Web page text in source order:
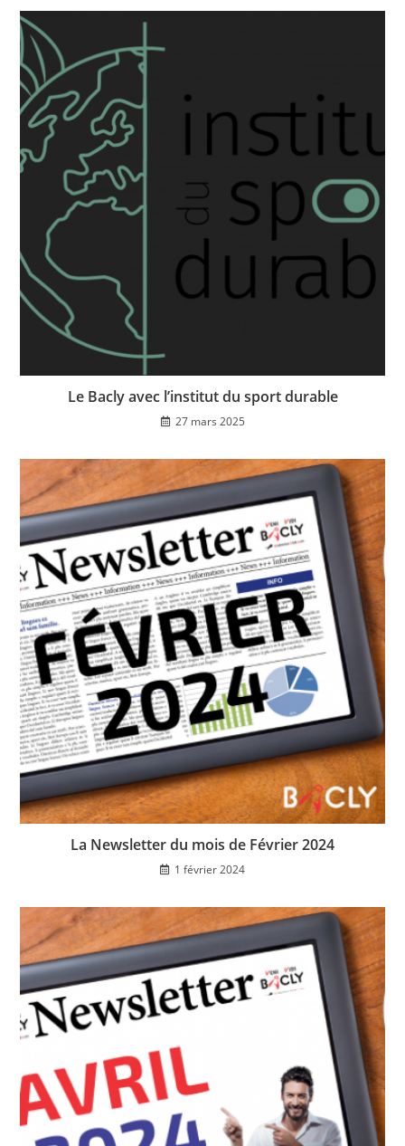
Le Bacly avec l’institut du sport durable
27 mars 2025
La Newsletter du mois de Février 2024
1 février 2024